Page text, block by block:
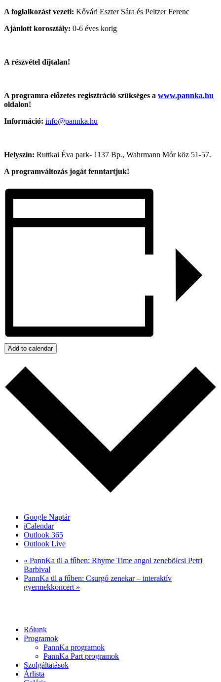
A foglalkozást vezeti: Kővári Eszter Sára és Peltzer Ferenc
Ajánlott korosztály: 0-6 éves korig
A részvétel díjtalan!
A programra előzetes regisztráció szükséges a www.pannka.hu
oldalon!
Információ: info@pannka.hu
Helyszín: Ruttkai Éva park- 1137 Bp., Wahrmann Mór köz 51-57.
A programváltozás jogát fenntartjuk!
Add to calendar
Google Naptár
iCalendar
Outlook 365
Outlook Live
« PannKa ül a fűben: Rhyme Time angol zenebölcsi Petri
Barbival
PannKa ül a fűben: Csurgó zenekar – interaktív
gyermekkoncert »
Rólunk
Programok
PannKa programok
PannKa Part programok
Szolgáltatások
Árlista